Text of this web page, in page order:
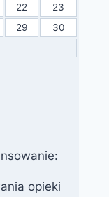
22
23
29
30
opieki